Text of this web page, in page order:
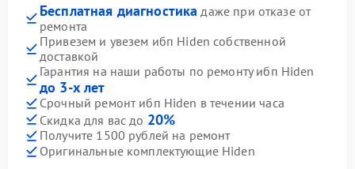
Бесплатная диагностика даже при отказе от
ремонта
Привезем и увезем ибп Hiden собственной
доставкой
Гарантия на наши работы по ремонту ибп Hiden
до 3-х лет
Срочный ремонт ибп Hiden в течении часа
Скидка для вас до 20%
Получите 1500 рублей на ремонт
Оригинальные комплектующие Hiden